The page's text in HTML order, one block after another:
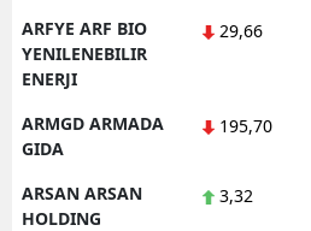
ARFYE ARF BIO
YENILENEBILIR
ENERJI
29,66
ARMGD ARMADA
GIDA
195,70
ARSAN ARSAN
HOLDING
3,32